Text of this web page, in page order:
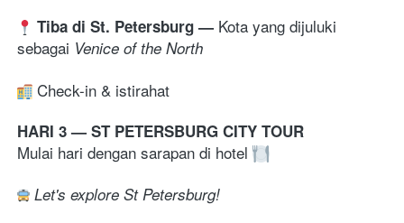
Tiba di St. Petersburg — Kota yang dijuluki
sebagai Venice of the North
Check-in & istirahat
HARI 3 — ST PETERSBURG CITY TOUR
Mulai hari dengan sarapan di hotel
Let's explore St Petersburg!